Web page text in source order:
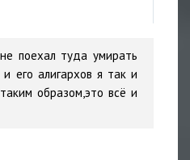
поехал туда умирать
его алигархов я так и
образом,это всё и